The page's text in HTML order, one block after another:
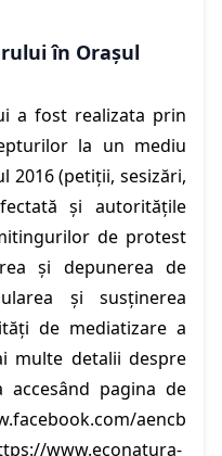
în Orașul
a fost realizata prin
la un mediu
2016 (petiții, sesizări,
și autoritățile
de protest
și depunerea de
și susținerea
de mediatizare a
multe detalii despre
pagina de
aencb
www.econatura-